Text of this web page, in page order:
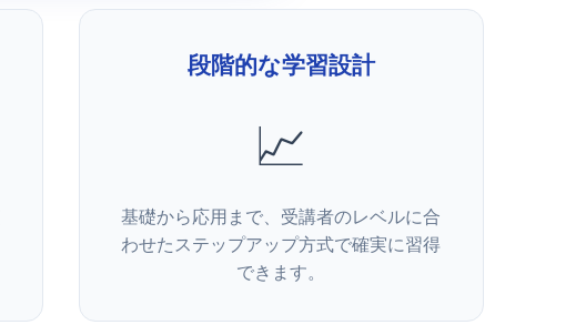
段階的な学習設計
📈
基礎から応用まで、受講者のレベルに合
わせたステップアップ方式で確実に習得
できます。